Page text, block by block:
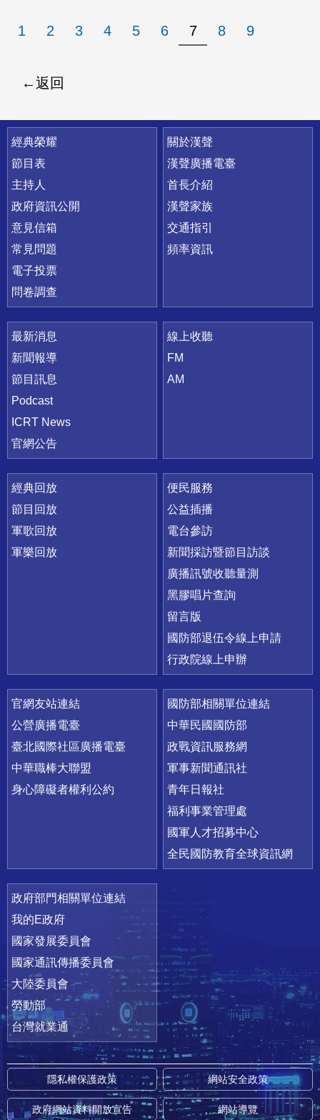
1 2 3 4 5 6 7 8 9
返回
快速連結
經典榮耀
節目表
主持人
政府資訊公開
意見信箱
常見問題
電子投票
問卷調查
關於漢聲
漢聲廣播電臺
首長介紹
漢聲家族
交通指引
頻率資訊
最新消息
新聞報導
節目訊息
Podcast
ICRT News
官網公告
線上收聽
FM
AM
經典回放
節目回放
軍歌回放
軍樂回放
便民服務
公益插播
電台參訪
新聞採訪暨節目訪談
廣播訊號收聽量測
黑膠唱片查詢
留言版
國防部退伍令線上申請
行政院線上申辦
官網友站連結
公營廣播電臺
臺北國際社區廣播電臺
中華職棒大聯盟
身心障礙者權利公約
國防部相關單位連結
中華民國國防部
政戰資訊服務網
軍事新聞通訊社
青年日報社
福利事業管理處
國軍人才招募中心
全民國防教育全球資訊網
政府部門相關單位連結
我的E政府
國家發展委員會
國家通訊傳播委員會
大陸委員會
勞動部
台灣就業通
隱私權保護政策 網站安全政策
政府網站資料開放宣告 網站導覽